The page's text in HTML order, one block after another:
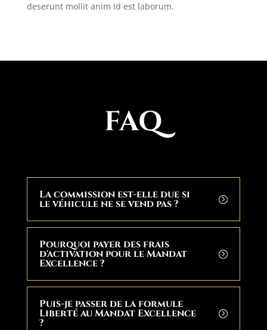
deserunt mollit anim id est laborum.
FAQ
La commission est-elle due si
le véhicule ne se vend pas ?
Pourquoi payer des frais
d'activation pour le Mandat
Excellence ?
Puis-je passer de la formule
Liberté au Mandat Excellence
?